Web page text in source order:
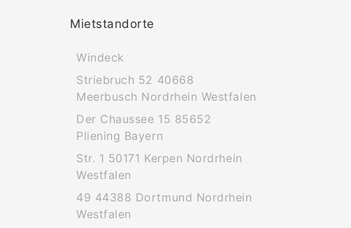
Mietstandorte
Windeck
Striebruch 52 40668
Meerbusch Nordrhein Westfalen
Der Chaussee 15 85652
Pliening Bayern
Str. 1 50171 Kerpen Nordrhein
Westfalen
49 44388 Dortmund Nordrhein
Westfalen